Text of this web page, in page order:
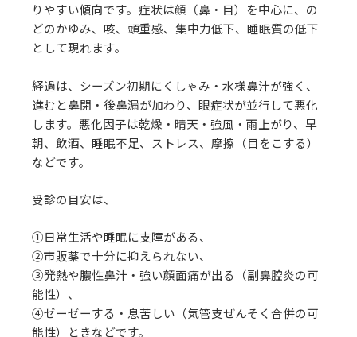
りやすい傾向です。症状は顔（鼻・目）を中心に、の
どのかゆみ、咳、頭重感、集中力低下、睡眠質の低下
として現れます。
経過は、シーズン初期にくしゃみ・水様鼻汁が強く、
進むと鼻閉・後鼻漏が加わり、眼症状が並行して悪化
します。悪化因子は乾燥・晴天・強風・雨上がり、早
朝、飲酒、睡眠不足、ストレス、摩擦（目をこする）
などです。
受診の目安は、
①日常生活や睡眠に支障がある、
②市販薬で十分に抑えられない、
③発熱や膿性鼻汁・強い顔面痛が出る（副鼻腔炎の可
能性）、
④ゼーゼーする・息苦しい（気管支ぜんそく合併の可
能性）ときなどです。